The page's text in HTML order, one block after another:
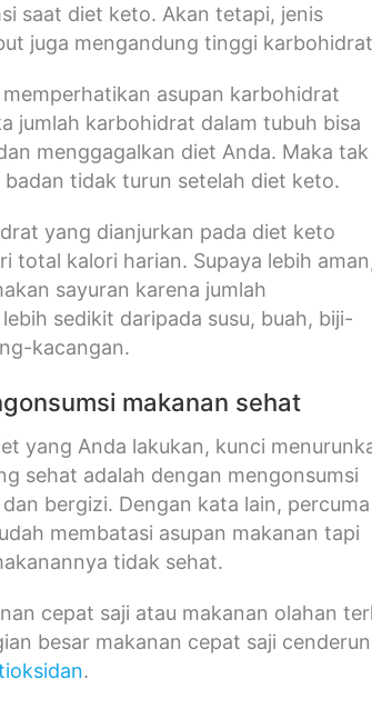
saat diet keto. Akan tetapi, jenis
juga mengandung tinggi
asupan karbohidrat
jumlah karbohidrat dalam tubuh bisa
menggagalkan diet Anda. Maka tak
tidak turun setelah diet keto.
yang dianjurkan pada diet keto
total kalori harian. Supaya lebih
sayuran karena jumlah
sedikit daripada susu, buah, biji-
kacangan.
makanan sehat
yang Anda lakukan, kunci
sehat adalah dengan mengonsumsi
bergizi. Dengan kata lain, percuma
membatasi asupan makanan tapi
tidak sehat.
cepat saji atau makanan olahan
besar makanan cepat saji
.